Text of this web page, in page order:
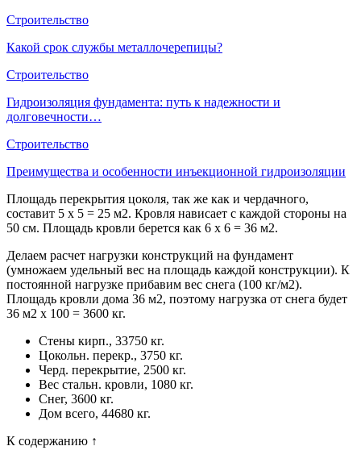
Строительство
Какой срок службы металлочерепицы?
Строительство
Гидроизоляция фундамента: путь к надежности и
долговечности…
Строительство
Преимущества и особенности инъекционной гидроизоляции
Площадь перекрытия цоколя, так же как и чердачного,
составит 5 x 5 = 25 м2. Кровля нависает с каждой стороны на
50 см. Площадь кровли берется как 6 х 6 = 36 м2.
Делаем расчет нагрузки конструкций на фундамент
(умножаем удельный вес на площадь каждой конструкции). К
постоянной нагрузке прибавим вес снега (100 кг/м2).
Площадь кровли дома 36 м2, поэтому нагрузка от снега будет
36 м2 х 100 = 3600 кг.
Стены кирп., 33750 кг.
Цокольн. перекр., 3750 кг.
Черд. перекрытие, 2500 кг.
Вес стальн. кровли, 1080 кг.
Снег, 3600 кг.
Дом всего, 44680 кг.
К содержанию ↑